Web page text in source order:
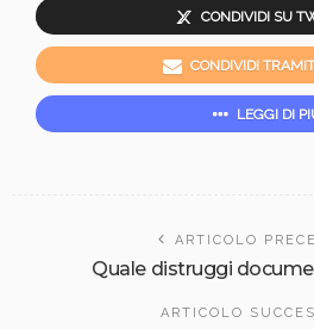
CONDIVIDI SU
CONDIVIDI
LEGGI DI
ARTICOLO
Quale distruggi
ARTICOLO